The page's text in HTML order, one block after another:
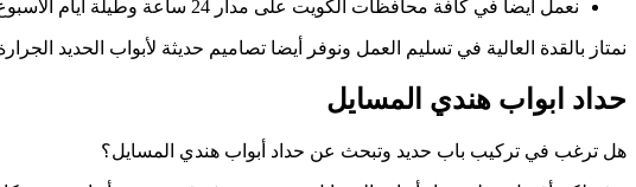
نعمل أيضا في كافة محافظات الكويت على مدار 24 ساعة وطيلة أيام الأسبوع من خلال فريق مجهز بأحدث الأدوات .
نمتاز بالقدة العالية في تسليم العمل ونوفر أيضا تصاميم حديثة لأبواب الحديد
حداد ابواب هندي المسايل
هل ترغب في تركيب باب حديد وتبحث عن حداد أبواب هندي المسايل؟